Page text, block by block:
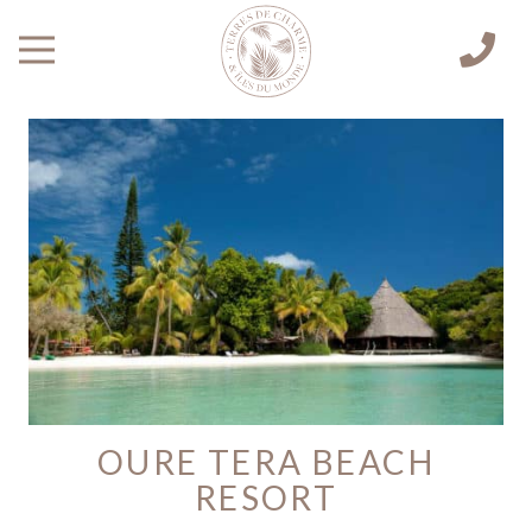
OURE TERA BEACH
RESORT